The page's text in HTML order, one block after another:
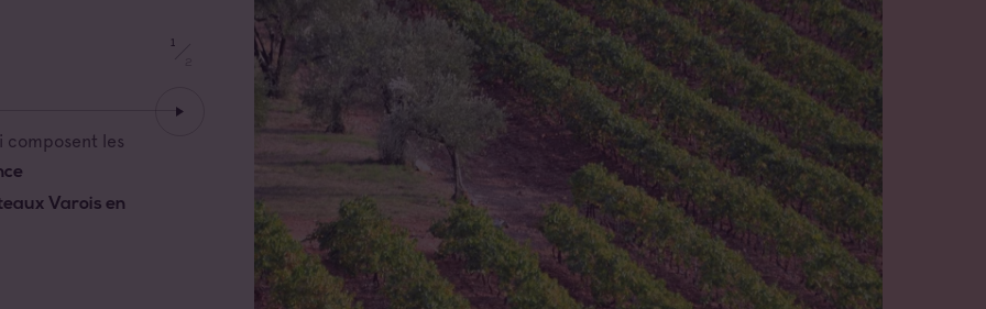
composent les
Varois en
VENEZ À NOTRE RENCONTRE
ŒNOTOURISME
Quoi de mieux, pour découvrir un vin, que de
pouvoir apercevoir ses racines ? Remonter jusqu’à
ses origines, croquer son raisin, toucher la terre qui
l’a vu naître, serrer la main de l’homme qui l’a créé ?
Et au passage, profiter...
1